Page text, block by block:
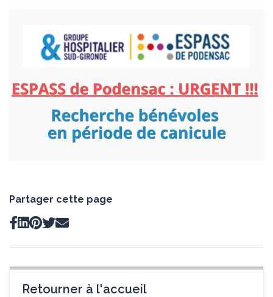
Partager cette page
Retourner à l'accueil